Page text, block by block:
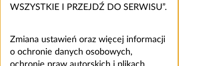
WSZYSTKIE I PRZEJDŹ DO SERWISU”.
Zmiana ustawień oraz więcej informacji
o ochronie danych osobowych,